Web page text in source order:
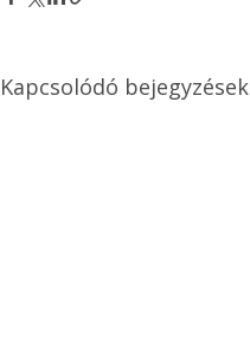
Kapcsolódó bejegyzések